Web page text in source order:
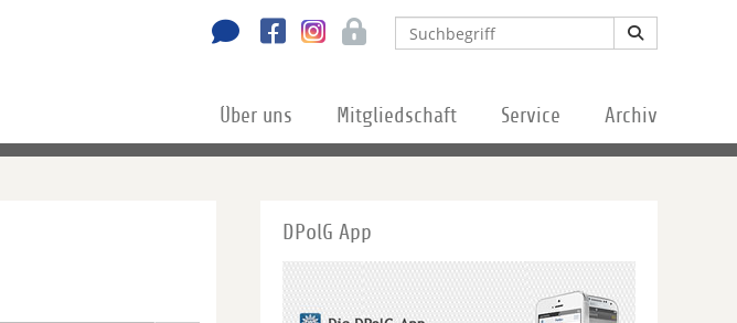
Über uns Mitgliedschaft Service Archiv
DPolG App